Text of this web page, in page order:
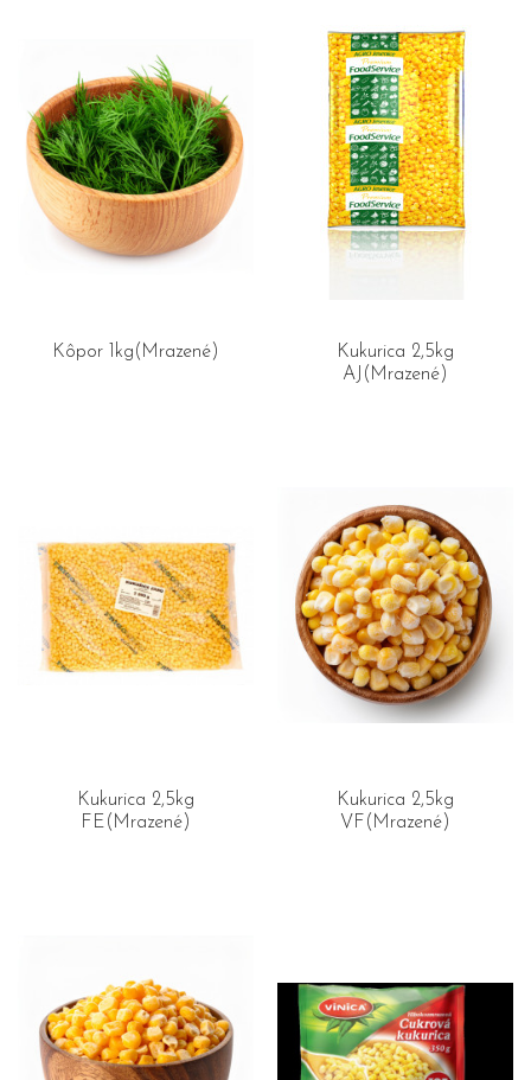
Kôpor 1kg(Mrazené)
Kukurica 2,5kg
AJ(Mrazené)
Kukurica 2,5kg
FE(Mrazené)
Kukurica 2,5kg
VF(Mrazené)